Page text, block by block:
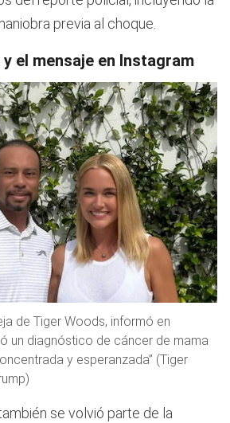
previa al choque.
el mensaje en Instagram
de Tiger Woods, informó en
un diagnóstico de cáncer de mama
y esperanzada” (Tiger
se volvió parte de la